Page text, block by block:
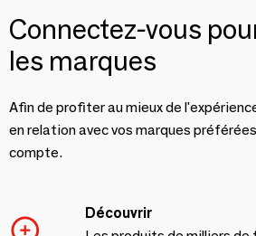
Connectez-vous
les marques
Afin de profiter au mieux de
en relation avec vos marques
compte.
Découvrir